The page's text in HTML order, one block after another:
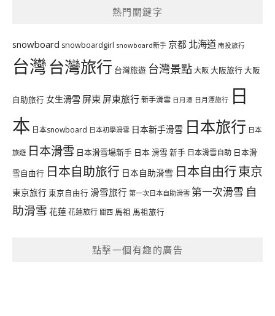
熱門關鍵字
snowboard snowboardgirl snowboard新手 京都 北海道 南投旅行
台灣台灣旅行 台灣旅遊 台灣景點大阪大阪旅行大阪
自助旅行 女生滑雪 屏東 屏東旅行新手滑雪 日月潭 日月潭旅行 日
本 日本snowboard 日本初學滑雪 日本新手滑雪 日本旅行 日本
旅遊 日本滑雪 日本滑雪場新手 日本 滑雪 新手 日本滑雪自助 日本滑
雪自由行 日本自助旅行 日本自助滑雪 日本自由行東京
東京旅行 東京自由行 滑雪旅行 第一次日本自助滑雪 第一次滑雪 自
助滑雪 花蓮花蓮旅行 關西 馬祖 馬祖旅行
點擊一個有趣的廣告